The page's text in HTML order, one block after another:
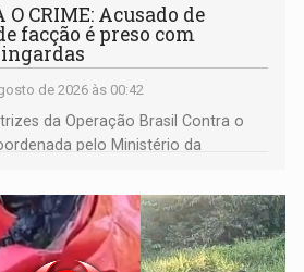
O CRIME: Acusado de
facção é preso com
de 2026 às 00:42
da Operação Brasil Contra o
pelo Ministério da